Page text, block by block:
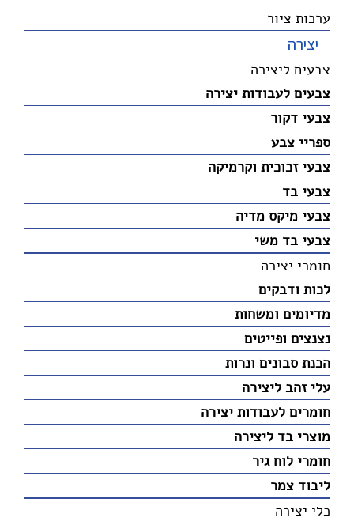
ערכות ציור
יצירה
צבעים ליצירה
צבעים לעבודות יצירה
צבעי דקור
ספריי צבע
צבעי זכוכית וקרמיקה
צבעי בד
צבעי מיקס מדיה
צבעי בד משי
חומרי יצירה
לכות ודבקים
מדיומים ומשחות
נצנצים ופייטים
הכנת סבונים ונרות
עלי זהב ליצירה
חומרים לעבודות יצירה
מוצרי בד ליצירה
חומרי לוח גיר
ליבוד צמר
כלי יצירה